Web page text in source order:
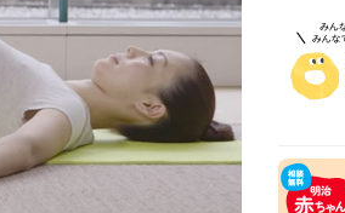
要？
【医
線を
【医
因と
【助
別・